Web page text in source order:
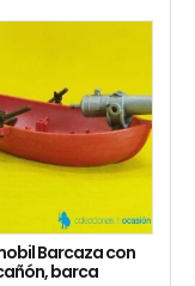
Barcaza con
barca